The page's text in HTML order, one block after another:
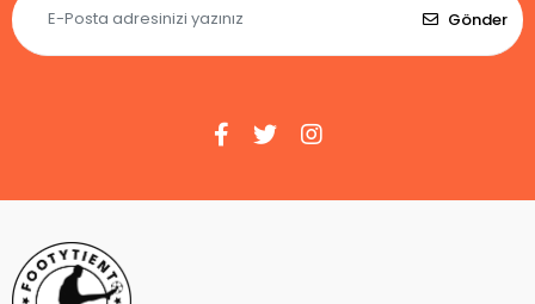
Gönder